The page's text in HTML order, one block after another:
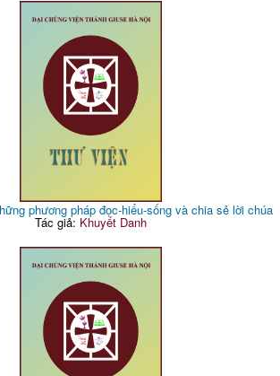
phương pháp đọc-hiểu-sống và chia sẻ lời chúa
Tác giả: Khuyết Danh